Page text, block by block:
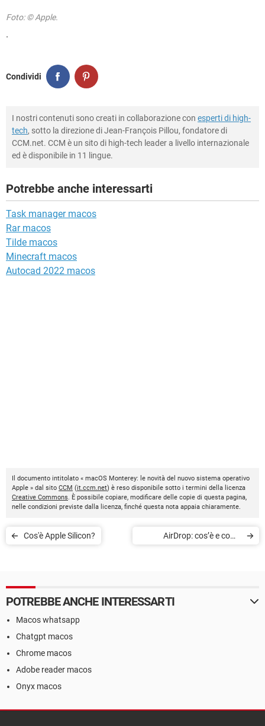
Foto: © Apple.
.
Condividi
I nostri contenuti sono creati in collaborazione con esperti di high-
tech, sotto la direzione di Jean-François Pillou, fondatore di
CCM.net. CCM è un sito di high-tech leader a livello internazionale
ed è disponibile in 11 lingue.
Potrebbe anche interessarti
Task manager macos
Rar macos
Tilde macos
Minecraft macos
Autocad 2022 macos
Il documento intitolato « macOS Monterey: le novità del nuovo sistema operativo
Apple » dal sito CCM (it.ccm.net) è reso disponibile sotto i termini della licenza
Creative Commons. È possibile copiare, modificare delle copie di questa pagina,
nelle condizioni previste dalla licenza, finché questa nota appaia chiaramente.
Cos'è Apple Silicon?
AirDrop: cos’è e come
POTREBBE ANCHE INTERESSARTI
Macos whatsapp
Chatgpt macos
Chrome macos
Adobe reader macos
Onyx macos